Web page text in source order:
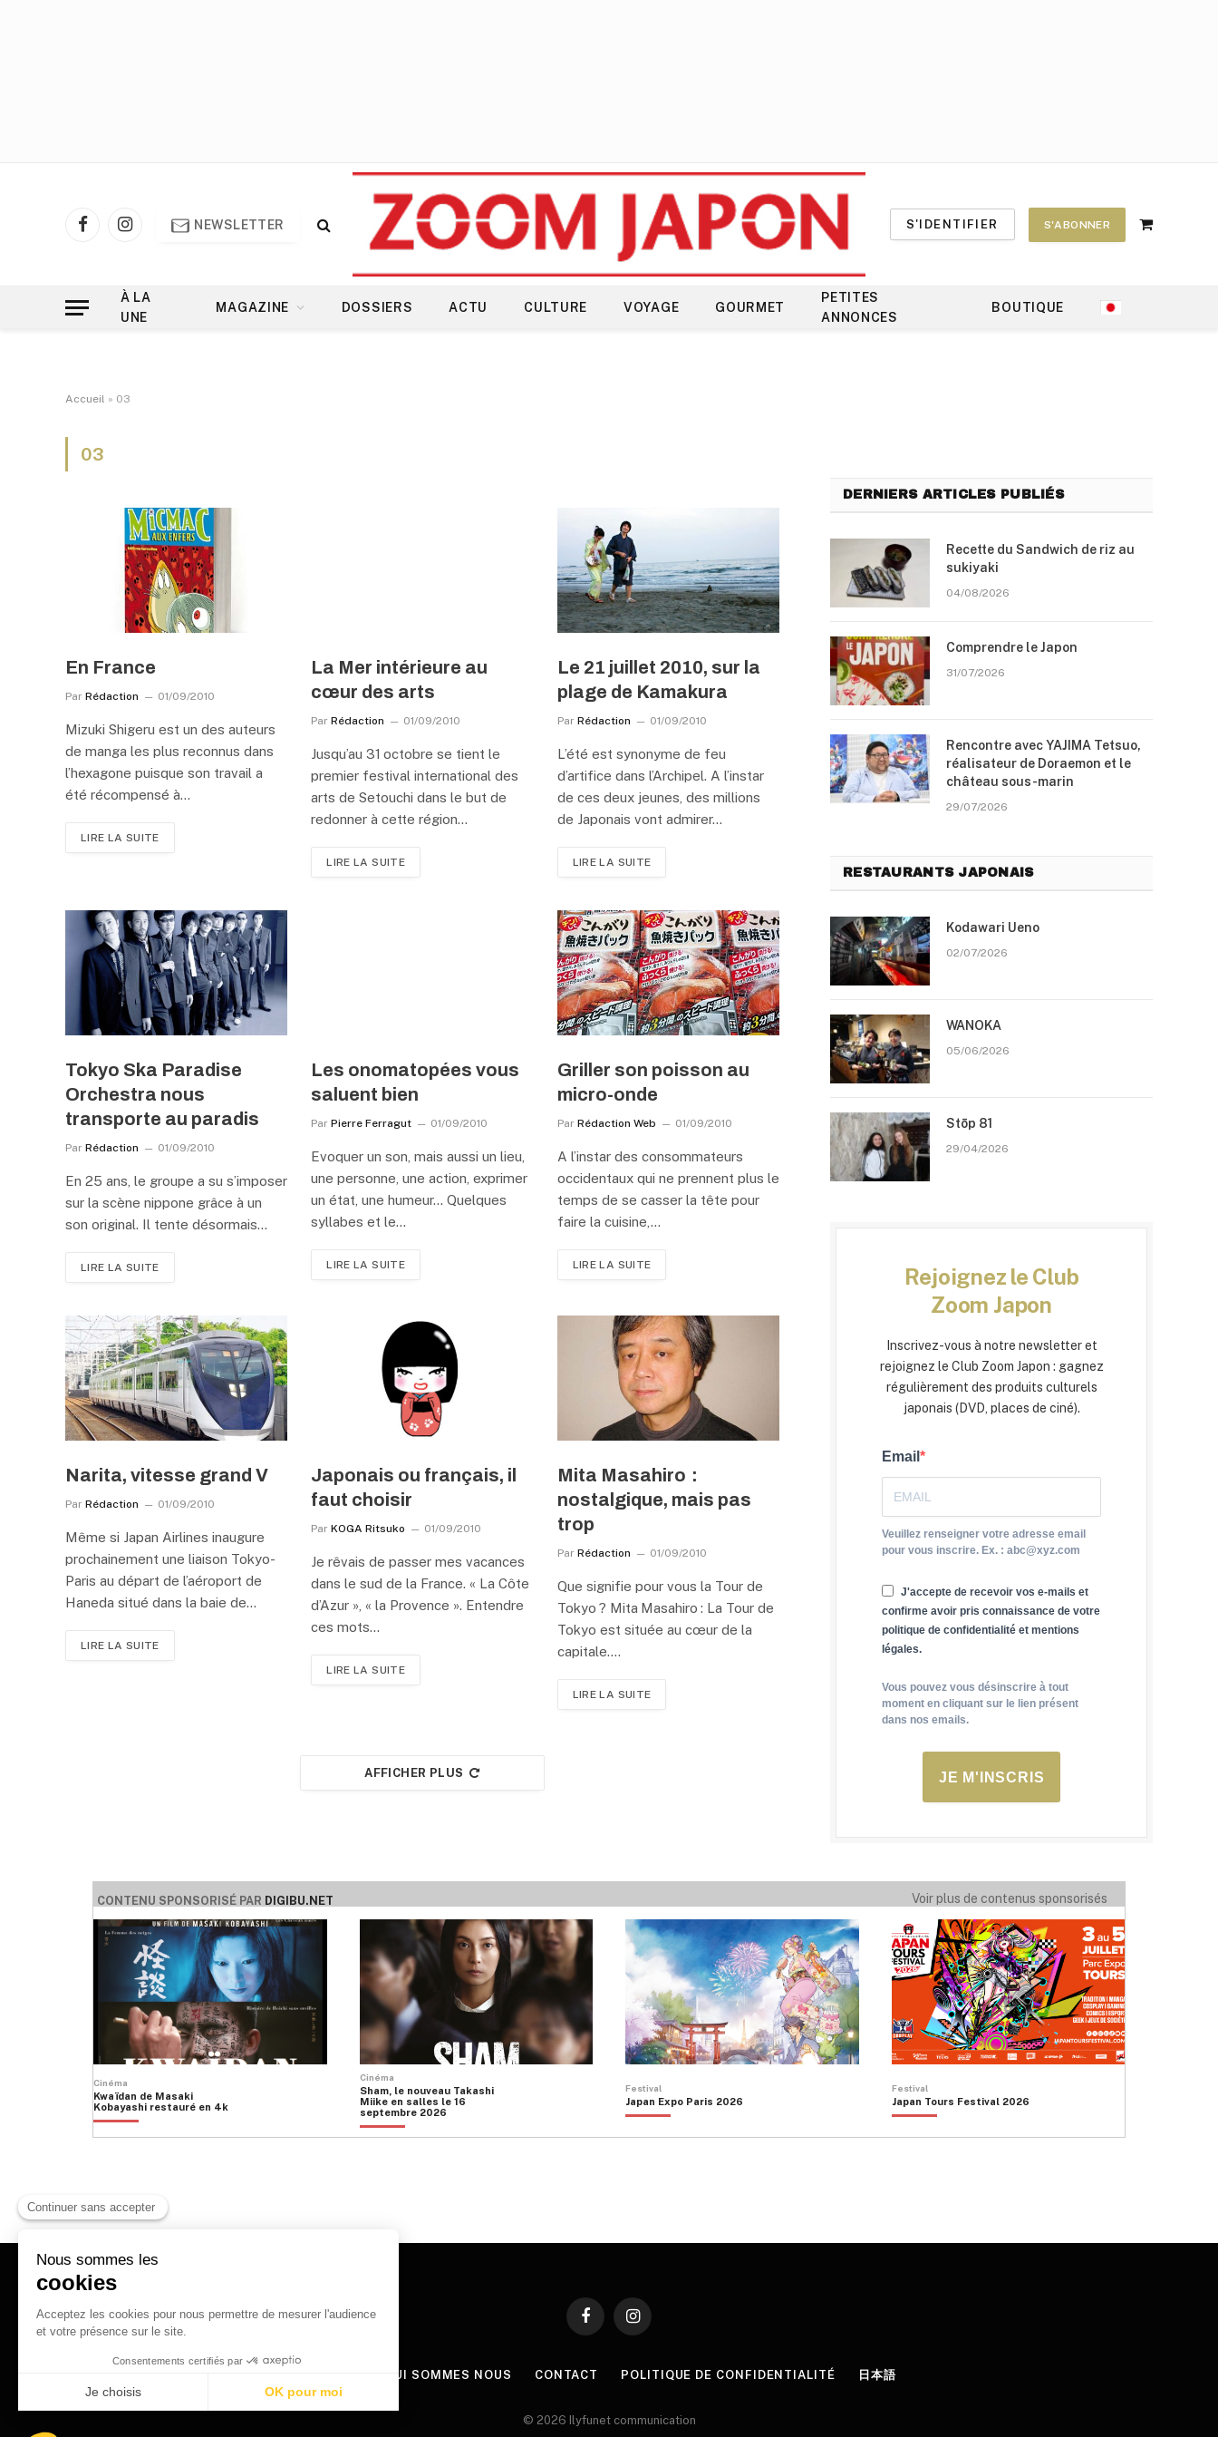
FacebookInstagram
NEWSLETTER S'IDENTIFIER S'ABONNER
Shopping
À LA
UNE
MAGAZINE DOSSIERS ACTU CULTURE VOYAGE GOURMET
PETITES
ANNONCES
BOUTIQUE
Accueil » 03
03
En France
Par Rédaction 01/09/2010
Mizuki Shigeru est un des auteurs
de manga les plus reconnus dans
l’hexagone puisque son travail a
été récompensé à…
LIRE LA SUITE
La Mer intérieure au
cœur des arts
Par Rédaction 01/09/2010
Jusqu’au 31 octobre se tient le
premier festival international des
arts de Setouchi dans le but de
redonner à cette région…
LIRE LA SUITE
Le 21 juillet 2010, sur la
plage de Kamakura
Par Rédaction 01/09/2010
L’été est synonyme de feu
d’artifice dans l’Archipel. A l’instar
de ces deux jeunes, des millions
de Japonais vont admirer…
LIRE LA SUITE
Tokyo Ska Paradise
Orchestra nous
transporte au paradis
Par Rédaction 01/09/2010
En 25 ans, le groupe a su s’imposer
sur la scène nippone grâce à un
son original. Il tente désormais…
LIRE LA SUITE
Les onomatopées vous
saluent bien
Par Pierre Ferragut 01/09/2010
Evoquer un son, mais aussi un lieu,
une personne, une action, exprimer
un état, une humeur… Quelques
syllabes et le…
LIRE LA SUITE
Griller son poisson au
micro-onde
Par Rédaction Web 01/09/2010
A l’instar des consommateurs
occidentaux qui ne prennent plus le
temps de se casser la tête pour
faire la cuisine,…
LIRE LA SUITE
Narita, vitesse grand V
Par Rédaction 01/09/2010
Même si Japan Airlines inaugure
prochainement une liaison Tokyo-
Paris au départ de l’aéroport de
Haneda situé dans la baie de…
LIRE LA SUITE
Japonais ou français, il
faut choisir
Par KOGA Ritsuko 01/09/2010
Je rêvais de passer mes vacances
dans le sud de la France. « La Côte
d’Azur », « la Provence ». Entendre
ces mots…
LIRE LA SUITE
Mita Masahiro :
nostalgique, mais pas
trop
Par Rédaction 01/09/2010
Que signifie pour vous la Tour de
Tokyo ? Mita Masahiro : La Tour de
Tokyo est située au cœur de la
capitale.…
LIRE LA SUITE
AFFICHER PLUS
DERNIERS ARTICLES PUBLIÉS
Recette du Sandwich de riz au
sukiyaki
04/08/2026
Comprendre le Japon
31/07/2026
Rencontre avec YAJIMA Tetsuo,
réalisateur de Doraemon et le
château sous-marin
29/07/2026
RESTAURANTS JAPONAIS
Kodawari Ueno
02/07/2026
WANOKA
05/06/2026
Stōp 81
29/04/2026
Rejoignez le Club
Zoom Japon
Inscrivez-vous à notre newsletter et
rejoignez le Club Zoom Japon : gagnez
régulièrement des produits culturels
japonais (DVD, places de ciné).
Email
Veuillez renseigner votre adresse email
pour vous inscrire. Ex. : abc@xyz.com
J'accepte de recevoir vos e-mails et
confirme avoir pris connaissance de votre
politique de confidentialité et mentions
légales.
Vous pouvez vous désinscrire à tout
moment en cliquant sur le lien présent
dans nos emails.
JE M'INSCRIS
CONTENU SPONSORISÉ PAR DIGIBU.NET Voir plus de contenus sponsorisés
Cinéma
Kwaïdan de Masaki
Kobayashi restauré en 4k
Cinéma
Sham, le nouveau Takashi
Miike en salles le 16
septembre 2026
Festival
Japan Expo Paris 2026
Festival
Japan Tours Festival 2026
FacebookInstagram
QUI SOMMES NOUS CONTACT POLITIQUE DE CONFIDENTIALITÉ 日本語
© 2026 Ilyfunet communication